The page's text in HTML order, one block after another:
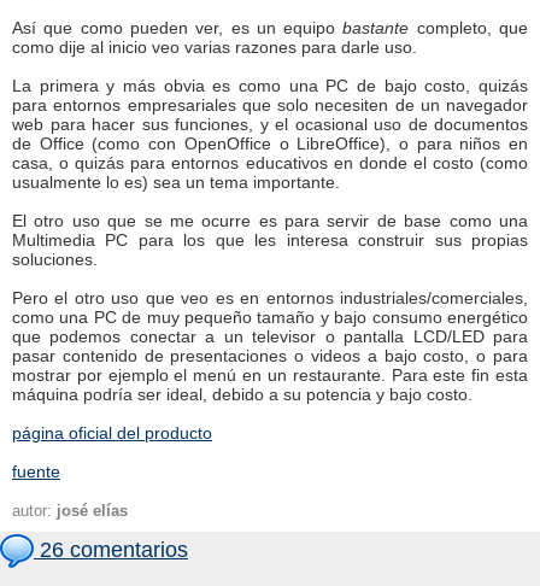
Así que como pueden ver, es un equipobastante completo, que
como dije al inicio veo varias razones para darle uso.
La primera y más obvia es como una PC de bajo costo, quizás
para entornos empresariales que solo necesiten de un navegador
web para hacer sus funciones, y el ocasional uso de documentos
de Office (como con OpenOffice o LibreOffice), o para niños en
casa, o quizás para entornos educativos en donde el costo (como
usualmente lo es) sea un tema importante.
El otro uso que se me ocurre es para servir de base como una
Multimedia PC para los que les interesa construir sus propias
soluciones.
Pero el otro uso que veo es en entornos industriales/comerciales,
como una PC de muy pequeño tamaño y bajo consumo energético
que podemos conectar a un televisor o pantalla LCD/LED para
pasar contenido de presentaciones o videos a bajo costo, o para
mostrar por ejemplo el menú en un restaurante. Para este fin esta
máquina podría ser ideal, debido a su potencia y bajo costo.
página oficial del producto
fuente
autor: josé elías
26 comentarios